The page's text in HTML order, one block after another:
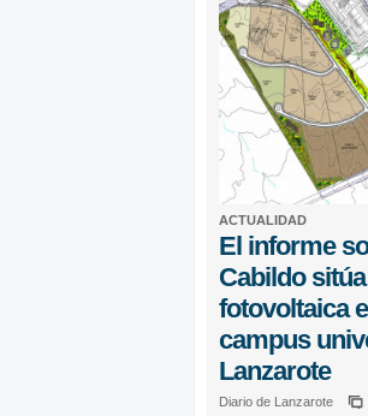
ACTUALIDAD
El informe
Cabildo
fotovoltaica
campus
Lanzarote
Diario de Lanzarote